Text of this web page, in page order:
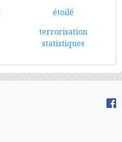
étoilé
terrorisation
statistiques